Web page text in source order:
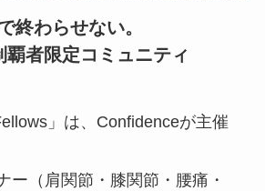
終わらせない。
覇者限定コミュニティ
」は、Confidenceが主催
ー（肩関節・膝関節・腰痛・